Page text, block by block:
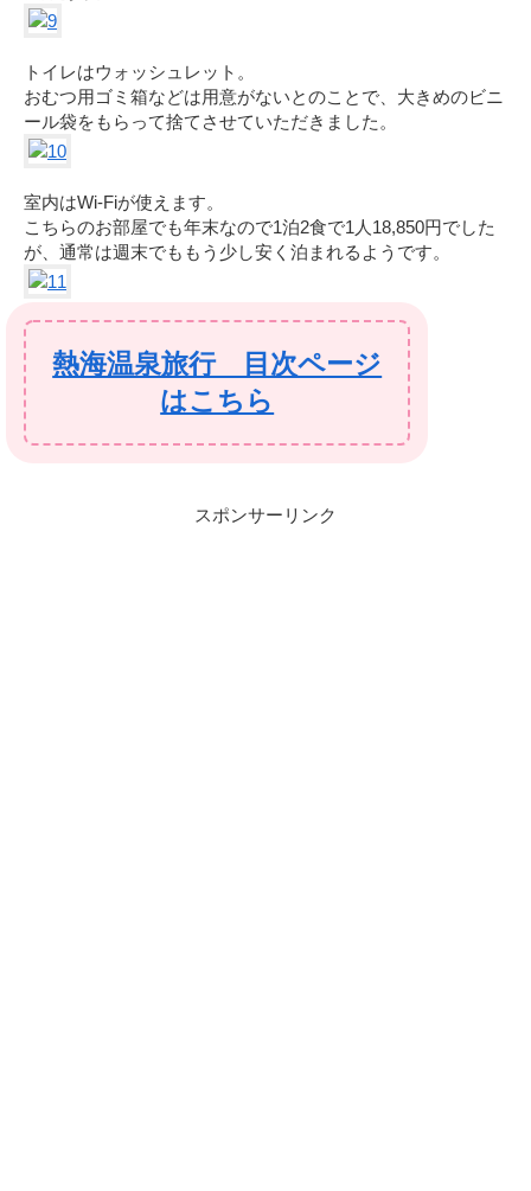
トイレはウォッシュレット。
おむつ用ゴミ箱などは用意がないとのことで、大きめのビニ
ール袋をもらって捨てさせていただきました。
室内はWi-Fiが使えます。
こちらのお部屋でも年末なので1泊2食で1人18,850円でした
が、通常は週末でももう少し安く泊まれるようです。
熱海温泉旅行 目次ページ
はこちら
スポンサーリンク